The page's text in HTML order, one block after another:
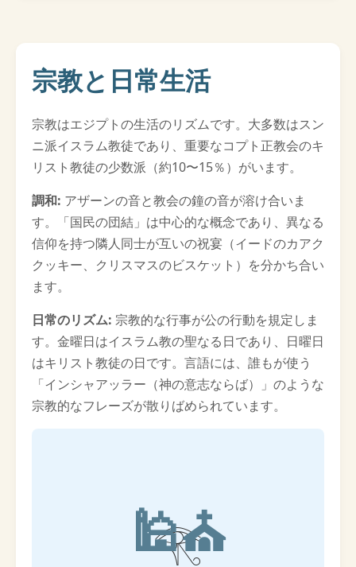
宗教と日常生活
宗教はエジプトの生活のリズムです。大多数はスン
ニ派イスラム教徒であり、重要なコプト正教会のキ
リスト教徒の少数派（約10〜15％）がいます。
調和: アザーンの音と教会の鐘の音が溶け合いま
す。「国民の団結」は中心的な概念であり、異なる
信仰を持つ隣人同士が互いの祝宴（イードのカアク
クッキー、クリスマスのビスケット）を分かち合い
ます。
日常のリズム: 宗教的な行事が公の行動を規定しま
す。金曜日はイスラム教の聖なる日であり、日曜日
はキリスト教徒の日です。言語には、誰もが使う
「インシャアッラー（神の意志ならば）」のような
宗教的なフレーズが散りばめられています。
🕌⛪